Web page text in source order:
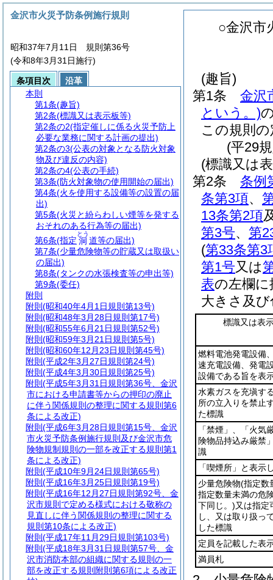
○金沢市
(趣旨)
第1条
金沢
という。)
この規則
(平29
(標識又は
第2条
条例
条第3項、
13条第2項
第3号、 第
(第33条第3
第1号又は
表の左欄
大きさ及
標識又は表
燃料電池発電設備
速充電設備、発電
設備である旨を表
水素ガスを充塡す
所の立入りを禁止
た標識
「禁煙」、「火気
険物品持込み厳禁
識
「喫煙所」と表示
少量危険物(指定数
指定数量未満の危
下同じ。)又は指定
し、又は取り扱っ
した標識
定員を記載した表
満員札
金沢市火災予防条例施行規則
昭和37年7月11日 規則第36号
(令和8年3月31日施行)
条項目次
沿革
本則
第1条(趣旨)
第2条(標識又は表示板等)
第2条の2(指定催しに係る火災予防上
必要な業務に関する計画の提出)
第2条の3(公表の対象となる防火対象
物及び違反の内容)
第2条の4(公表の手続)
第3条(防火対象物の使用開始の届出)
第4条(火を使用する設備等の設置の届
出)
第5条(火災と紛らわしい煙等を発する
おそれのある行為等の届出)
第6条(指定 洞
とう
道等の届出)
第7条(少量危険物等の貯蔵又は取扱い
の届出)
第8条(タンクの水張検査等の申出等)
第9条(委任)
附則
附則 (昭和40年4月1日規則第13号)
附則 (昭和48年3月28日規則第17号)
附則 (昭和55年6月21日規則第52号)
附則 (昭和59年3月21日規則第5号)
附則 (昭和60年12月23日規則第45号)
附則 (平成2年3月27日規則第24号)
附則 (平成4年3月30日規則第25号)
附則 (平成5年3月31日規則第36号、金沢
市における申請書等からの押印の廃止
に伴う関係規則の整理に関する規則第6
条による改正)
附則 (平成6年3月28日規則第15号、金沢
市火災予防条例施行規則及び金沢市危
険物規制規則の一部を改正する規則第1
条による改正)
附則 (平成10年9月24日規則第65号)
附則 (平成16年3月25日規則第19号)
附則 (平成16年12月27日規則第92号、金
沢市規則で定める様式における敬称の
見直しに伴う関係規則の整理に関する
規則第10条による改正)
附則 (平成17年11月29日規則第103号)
附則 (平成18年3月31日規則第57号、金
沢市消防本部の組織に関する規則の一
部を改正する規則附則第6項による改正